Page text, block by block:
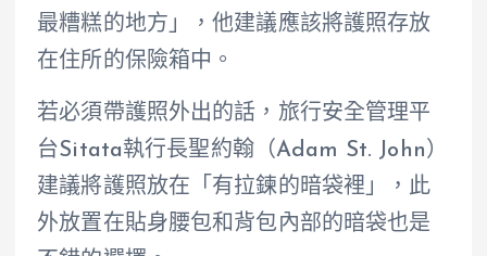
最糟糕的地方」，他建議應該將護照存放
在住所的保險箱中。
若必須帶護照外出的話，旅行安全管理平
台Sitata執行長聖約翰（Adam St. John）
建議將護照放在「有拉鍊的暗袋裡」，此
外放置在貼身腰包和背包內部的暗袋也是